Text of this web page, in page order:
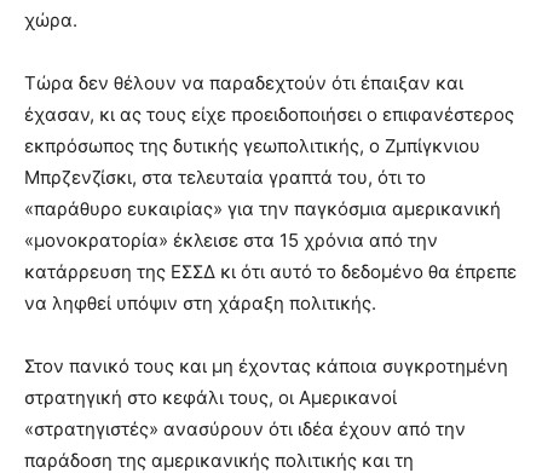
χώρα.
Τώρα δεν θέλουν να παραδεχτούν ότι έπαιξαν και
έχασαν, κι ας τους είχε προειδοποιήσει ο επιφανέστερος
εκπρόσωπος της δυτικής γεωπολιτικής, ο Ζμπίγκνιου
Μπρζενζίσκι, στα τελευταία γραπτά του, ότι το
«παράθυρο ευκαιρίας» για την παγκόσμια αμερικανική
«μονοκρατορία» έκλεισε στα 15 χρόνια από την
κατάρρευση της ΕΣΣΔ κι ότι αυτό το δεδομένο θα έπρεπε
να ληφθεί υπόψιν στη χάραξη πολιτικής.
Στον πανικό τους και μη έχοντας κάποια συγκροτημένη
στρατηγική στο κεφάλι τους, οι Αμερικανοί
«στρατηγιστές» ανασύρουν ότι ιδέα έχουν από την
παράδοση της αμερικανικής πολιτικής και τη